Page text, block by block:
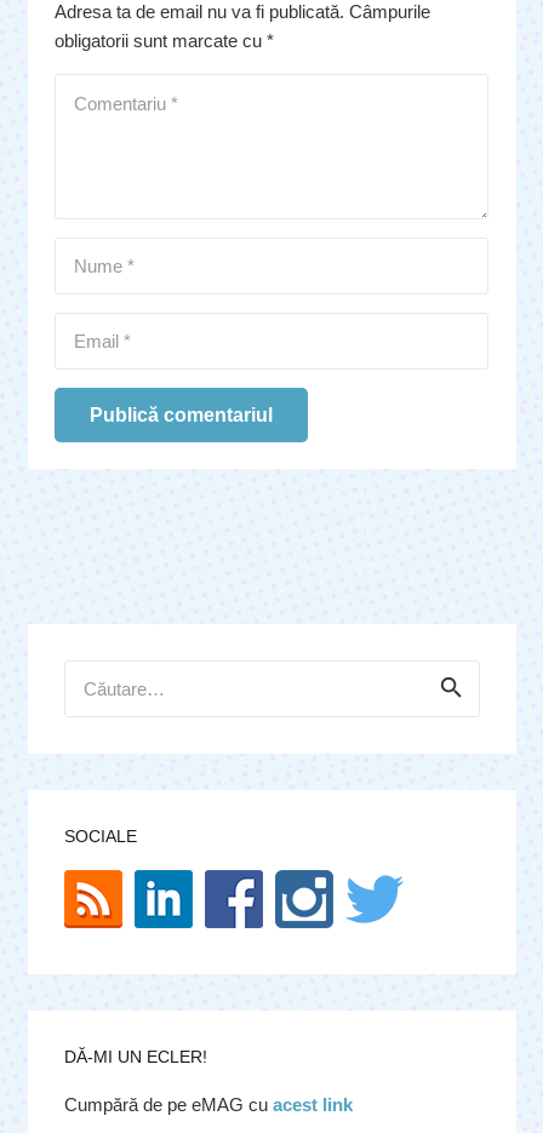
Adresa ta de email nu va fi publicată. Câmpurile
obligatorii sunt marcate cu *
Publică comentariul
după:
SOCIALE
DĂ-MI UN ECLER!
Cumpără de pe eMAG cu acest link